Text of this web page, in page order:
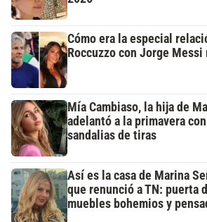
Cómo era la especial
Roccuzzo con Jorge Messi
Mía Cambiaso, la hija de
adelantó a la primavera
sandalias de tiras
Así es la casa de Marina
que renunció a TN: puerta
muebles bohemios y